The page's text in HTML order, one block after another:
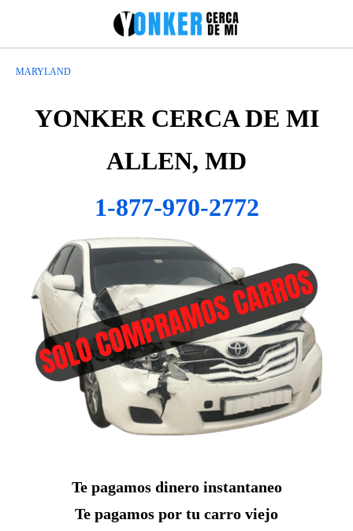
MARYLAND
YONKER CERCA DE MI
ALLEN, MD
1-877-970-2772
Te pagamos dinero instantaneo
Te pagamos por tu carro viejo